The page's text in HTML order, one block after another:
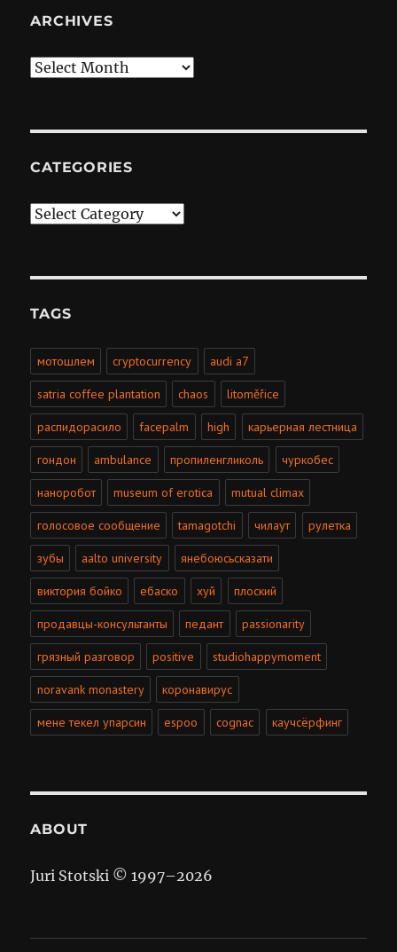
ARCHIVES
Archives
CATEGORIES
Categories
TAGS
мотошлем cryptocurrency audi a7
satria coffee plantation chaos litoměřice
распидорасило facepalm high карьерная лестница
гондон ambulance пропиленгликоль чуркобес
наноробот museum of erotica mutual climax
голосовое сообщение tamagotchi чилаут рулетка
зубы aalto university янебоюсьсказати
виктория бойко ебаско хуй плоский
продавцы-консультанты педант passionarity
грязный разговор positive studiohappymoment
noravank monastery коронавирус
мене текел упарсин espoo cognac каучсёрфинг
ABOUT
Juri Stotski © 1997–2026